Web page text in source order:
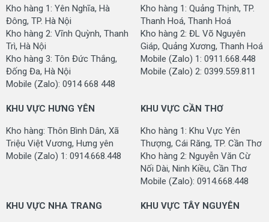
Kho hàng 1: Yên Nghĩa, Hà
Đông, TP. Hà Nội
Kho hàng 2: Vĩnh Quỳnh, Thanh
Trì, Hà Nội
Kho hàng 3: Tôn Đức Thắng,
Đống Đa, Hà Nội
Mobile (Zalo): 0914 668 448
Kho hàng 1: Quảng Thịnh, TP.
Thanh Hoá, Thanh Hoá
Kho hàng 2: ĐL Võ Nguyên
Giáp, Quảng Xương, Thanh Hoá
Mobile (Zalo) 1: 0911.668.448
Mobile (Zalo) 2: 0399.559.811
KHU VỰC HƯNG YÊN
Kho hàng: Thôn Bình Dân, Xã
Triệu Việt Vương, Hưng yên
Mobile (Zalo) 1: 0914.668.448
KHU VỰC CẦN THƠ
Kho hàng 1: Khu Vực Yên
Thượng, Cái Răng, TP. Cần Thơ
Kho hàng 2: Nguyễn Văn Cừ
Nối Dài, Ninh Kiều, Cần Thơ
Mobile (Zalo): 0914.668.448
KHU VỰC NHA TRANG KHU VỰC TÂY NGUYÊN